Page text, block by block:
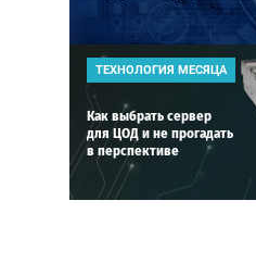
ТЕХНОЛОГИЯ МЕСЯЦА
Как выбрать сервер
для ЦОД и не прогадать
в перспективе